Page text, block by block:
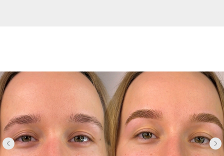
: Никаких отрицательных моментов у
данного оттенка я не заметила, все соответствует
описанию. Что касается тюбика, то с ним следует
обходиться осторожно: не перегибать и не
использовать сильного давления, чтобы избежать
заломов и трещин на упаковке.
Сравнение с аналогами других брендов